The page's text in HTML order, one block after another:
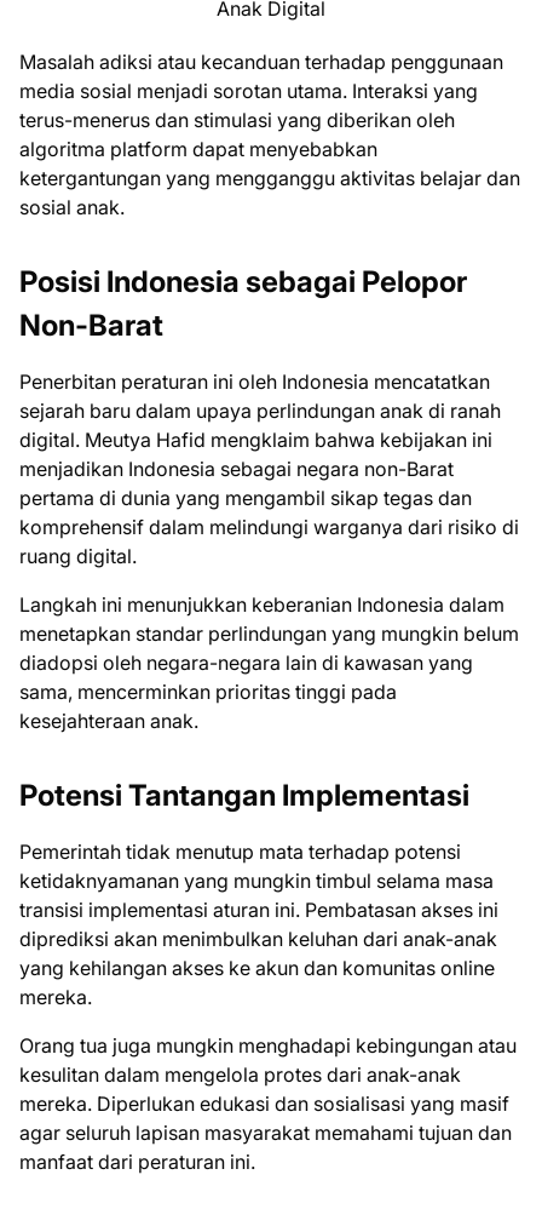
Masalah adiksi atau kecanduan terhadap penggunaan
media sosial menjadi sorotan utama. Interaksi yang
terus-menerus dan stimulasi yang diberikan oleh
algoritma platform dapat menyebabkan
ketergantungan yang mengganggu aktivitas belajar dan
sosial anak.
Posisi Indonesia sebagai Pelopor
Non-Barat
Penerbitan peraturan ini oleh Indonesia mencatatkan
sejarah baru dalam upaya perlindungan anak di ranah
digital. Meutya Hafid mengklaim bahwa kebijakan ini
menjadikan Indonesia sebagai negara non-Barat
pertama di dunia yang mengambil sikap tegas dan
komprehensif dalam melindungi warganya dari risiko di
ruang digital.
Langkah ini menunjukkan keberanian Indonesia dalam
menetapkan standar perlindungan yang mungkin belum
diadopsi oleh negara-negara lain di kawasan yang
sama, mencerminkan prioritas tinggi pada
kesejahteraan anak.
Potensi Tantangan Implementasi
Pemerintah tidak menutup mata terhadap potensi
ketidaknyamanan yang mungkin timbul selama masa
transisi implementasi aturan ini. Pembatasan akses ini
diprediksi akan menimbulkan keluhan dari anak-anak
yang kehilangan akses ke akun dan komunitas online
mereka.
Orang tua juga mungkin menghadapi kebingungan atau
kesulitan dalam mengelola protes dari anak-anak
mereka. Diperlukan edukasi dan sosialisasi yang masif
agar seluruh lapisan masyarakat memahami tujuan dan
manfaat dari peraturan ini.